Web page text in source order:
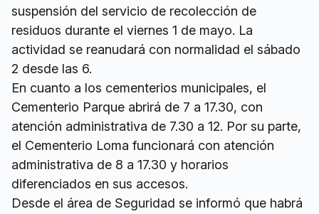
suspensión del servicio de recolección de
residuos durante el viernes 1 de mayo. La
actividad se reanudará con normalidad el sábado
2 desde las 6.
En cuanto a los cementerios municipales, el
Cementerio Parque abrirá de 7 a 17.30, con
atención administrativa de 7.30 a 12. Por su parte,
el Cementerio Loma funcionará con atención
administrativa de 8 a 17.30 y horarios
diferenciados en sus accesos.
Desde el área de Seguridad se informó que habrá